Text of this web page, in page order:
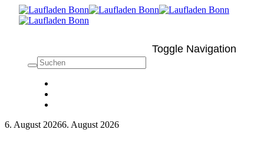
Toggle Navigation
6. August 20266. August 2026